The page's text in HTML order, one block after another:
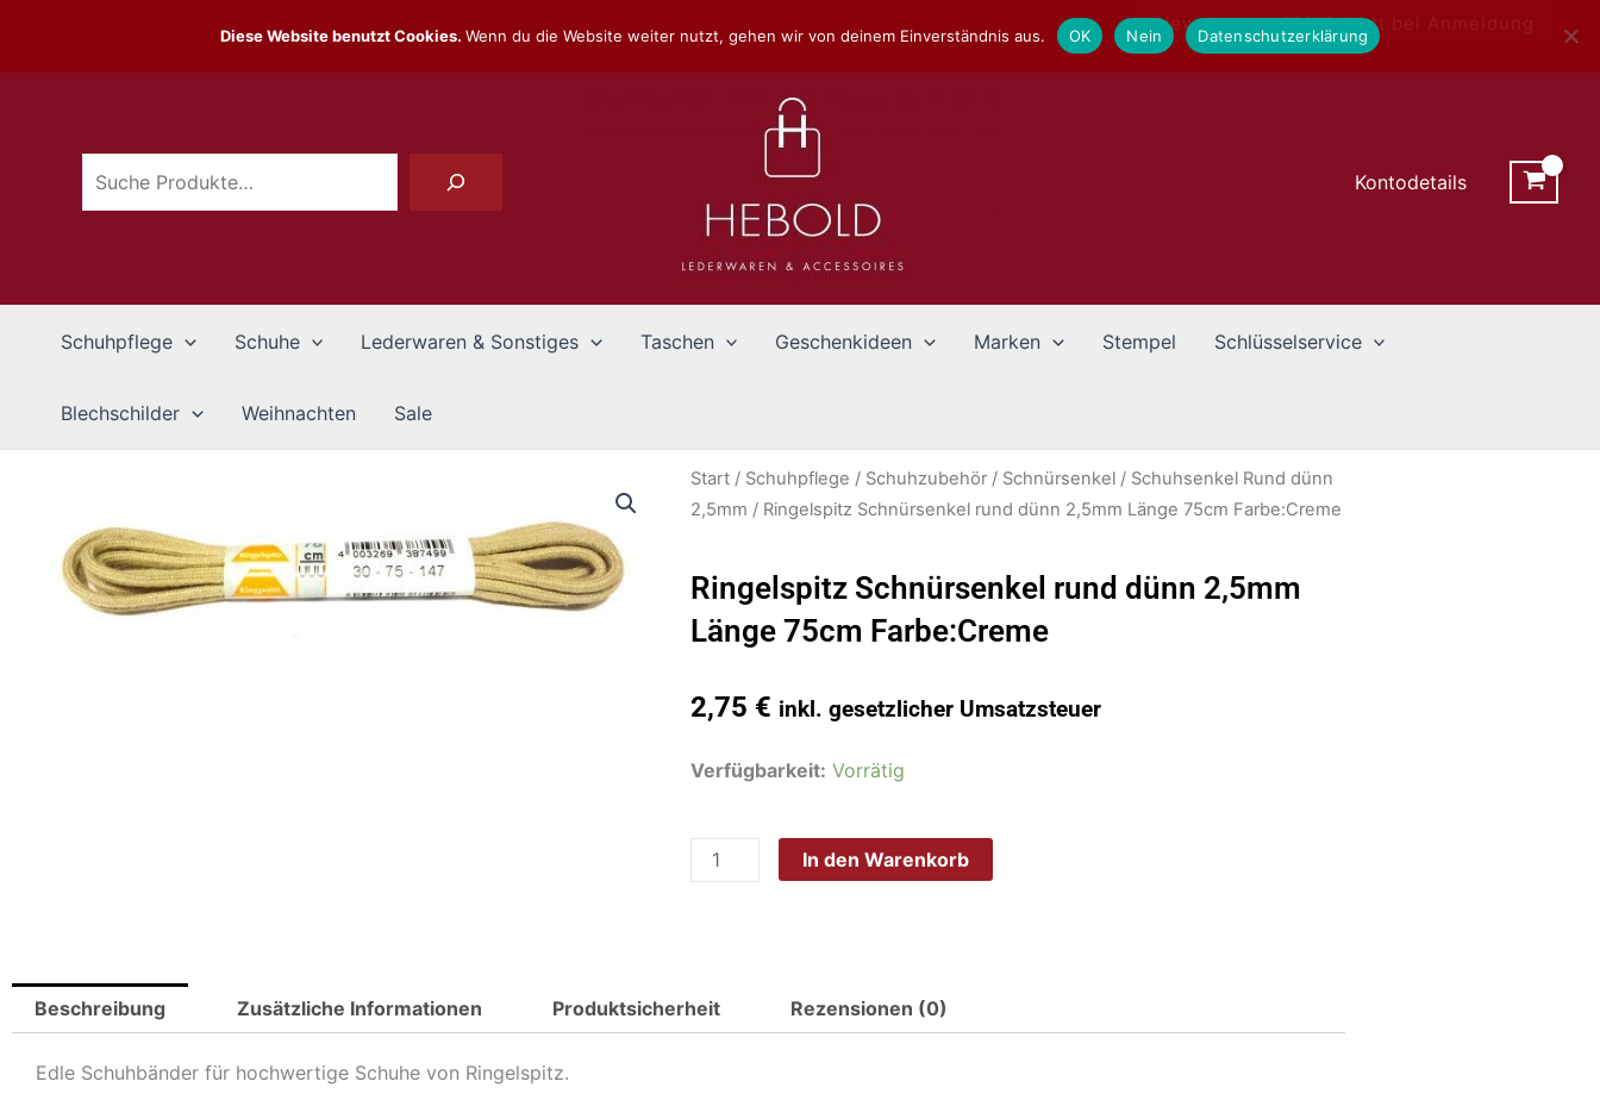
springen
Newsletter - 10% Rabatt bei Anmeldung
Suchen
Kontodetails
Schuhpflege Schuhe Lederwaren & Sonstiges Taschen Geschenkideen Marken Stempel Schlüsselservice
Blechschilder Weihnachten Sale
Start / Schuhpflege / Schuhzubehör / Schnürsenkel / Schuhsenkel Rund dünn
2,5mm / Ringelspitz Schnürsenkel rund dünn 2,5mm Länge 75cm Farbe:Creme
Ringelspitz Schnürsenkel rund dünn 2,5mm
Länge 75cm Farbe:Creme
2,75 € inkl. gesetzlicher Umsatzsteuer
Verfügbarkeit: Vorrätig
Ringelspitz
dünn
Menge
In den Warenkorb
Beschreibung Zusätzliche Informationen Produktsicherheit Rezensionen (0)
Edle Schuhbänder für hochwertige Schuhe von Ringelspitz.
Diese Website benutzt Cookies. Wenn du die Website weiter nutzt, gehen wir von deinem Einverständnis aus. OK Nein Datenschutzerklärung